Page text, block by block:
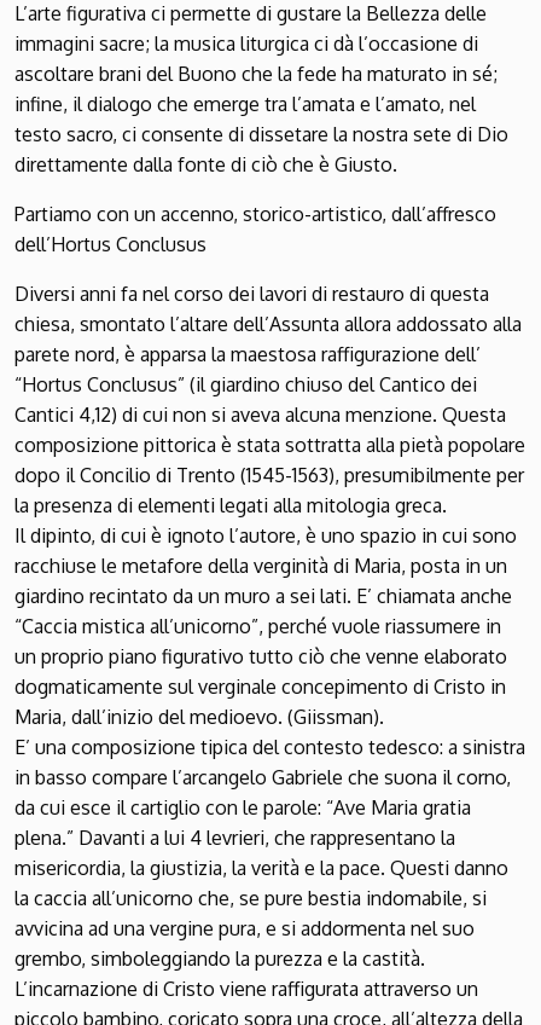
L’arte figurativa ci permette di gustare la Bellezza delle
immagini sacre; la musica liturgica ci dà l’occasione di
ascoltare brani del Buono che la fede ha maturato in sé;
infine, il dialogo che emerge tra l’amata e l’amato, nel
testo sacro, ci consente di dissetare la nostra sete di Dio
direttamente dalla fonte di ciò che è Giusto.
Partiamo con un accenno, storico-artistico, dall’affresco
dell’Hortus Conclusus
Diversi anni fa nel corso dei lavori di restauro di questa
chiesa, smontato l’altare dell’Assunta allora addossato alla
parete nord, è apparsa la maestosa raffigurazione dell’
“Hortus Conclusus” (il giardino chiuso del Cantico dei
Cantici 4,12) di cui non si aveva alcuna menzione. Questa
composizione pittorica è stata sottratta alla pietà popolare
dopo il Concilio di Trento (1545-1563), presumibilmente per
la presenza di elementi legati alla mitologia greca.
Il dipinto, di cui è ignoto l’autore, è uno spazio in cui sono
racchiuse le metafore della verginità di Maria, posta in un
giardino recintato da un muro a sei lati. E’ chiamata anche
“Caccia mistica all’unicorno”, perché vuole riassumere in
un proprio piano figurativo tutto ciò che venne elaborato
dogmaticamente sul verginale concepimento di Cristo in
Maria, dall’inizio del medioevo. (Giissman).
E’ una composizione tipica del contesto tedesco: a sinistra
in basso compare l’arcangelo Gabriele che suona il corno,
da cui esce il cartiglio con le parole: “Ave Maria gratia
plena.” Davanti a lui 4 levrieri, che rappresentano la
misericordia, la giustizia, la verità e la pace. Questi danno
la caccia all’unicorno che, se pure bestia indomabile, si
avvicina ad una vergine pura, e si addormenta nel suo
grembo, simboleggiando la purezza e la castità.
L’incarnazione di Cristo viene raffigurata attraverso un
piccolo bambino, coricato sopra una croce, all’altezza della